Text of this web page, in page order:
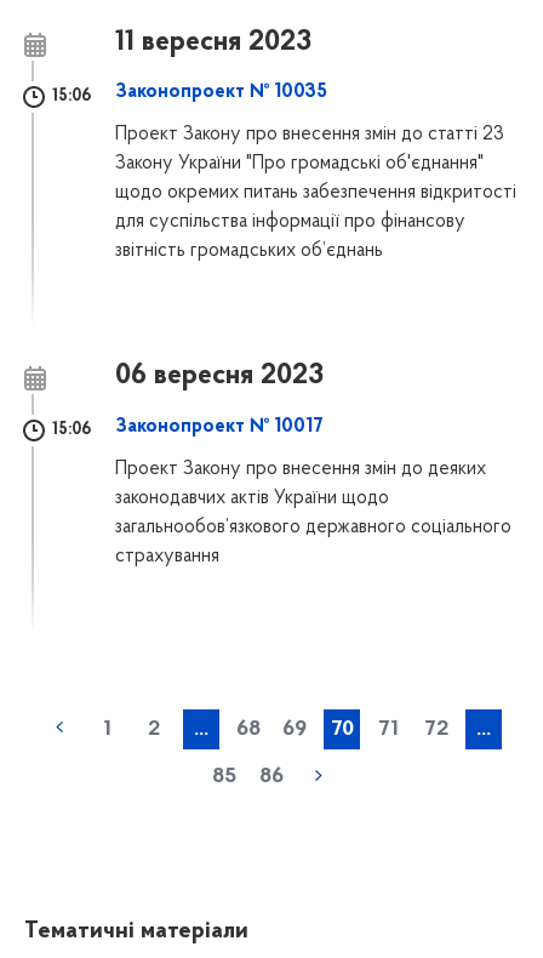
11 вересня 2023
15:06 Законопроект № 10035
Проект Закону про внесення змін до статті 23
Закону України "Про громадські об'єднання"
щодо окремих питань забезпечення відкритості
для суспільства інформації про фінансову
звітність громадських об’єднань
06 вересня 2023
15:06 Законопроект № 10017
Проект Закону про внесення змін до деяких
законодавчих актів України щодо
загальнообов’язкового державного соціального
страхування
1 2 ... 68 69 70 71 72 ...
85 86
Тематичні матеріали